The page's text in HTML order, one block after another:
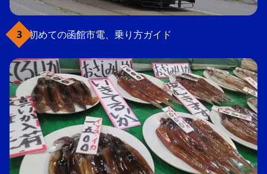
初めての函館市電、乗り方ガイド